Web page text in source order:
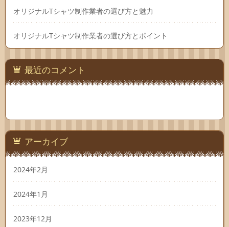
オリジナルTシャツ制作業者の選び方と魅力
オリジナルTシャツ制作業者の選び方とポイント
最近のコメント
アーカイブ
2024年2月
2024年1月
2023年12月